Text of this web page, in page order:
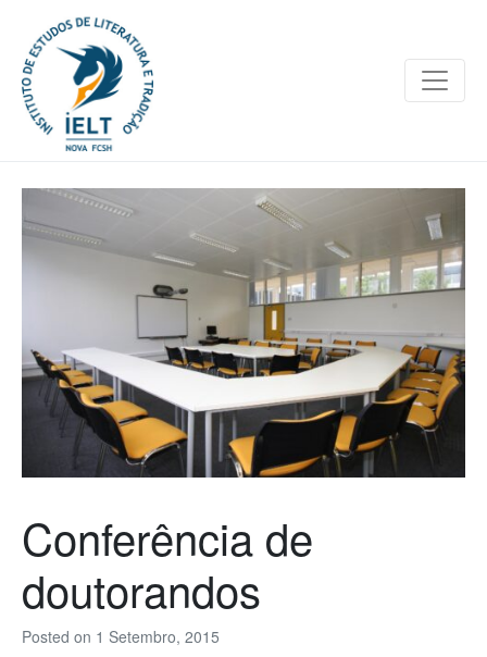
Posted on 1 Setembro, 2015
Conferência de
doutorandos